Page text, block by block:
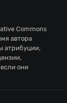
Commons
автора
атрибуции,
они